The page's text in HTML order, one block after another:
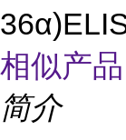
相似产
简介